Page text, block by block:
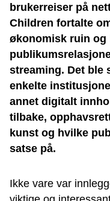
brukerreiser på
Children fortalte
økonomisk ruin og
streaming. Det ble
enkelte
annet digitalt
tilbake,
kunst og hvilke
satse på.
Ikke vare var